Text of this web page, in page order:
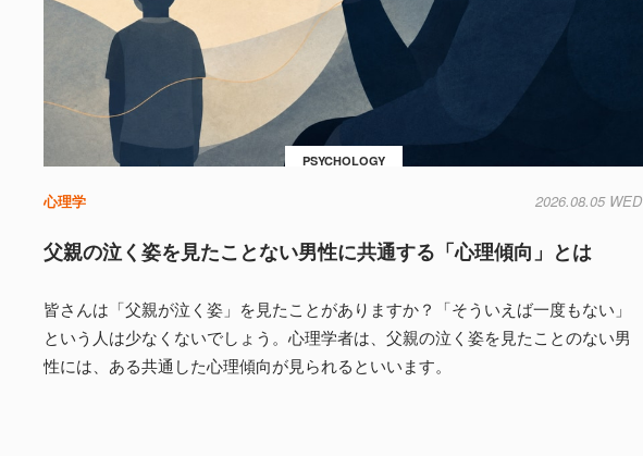
PSYCHOLOGY
心理学 2026.08.05 WED
父親の泣く姿を見たことない男性に共通する「心理傾向」とは
皆さんは「父親が泣く姿」を見たことがありますか？「そういえば一度もない」
という人は少なくないでしょう。心理学者は、父親の泣く姿を見たことのない男
性には、ある共通した心理傾向が見られるといいます。